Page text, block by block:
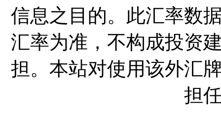
信息之目的。此汇率数
汇率为准，不构成投资
担。本站对使用该外汇
担